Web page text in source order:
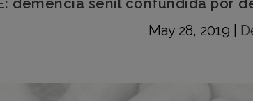
demencia senil confundida por
May 28, 2019